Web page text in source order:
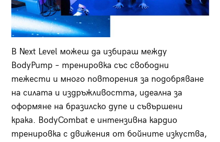
В Next Level можеш да избираш между
BodyPump – тренировка със свободни
тежести и много повторения за подобряване
на силата и издръжливостта, идеална за
оформяне на бразилско дупе и съвършени
крака. BodyCombat е интензивна кардио
тренировка с движения от бойните изкуства,